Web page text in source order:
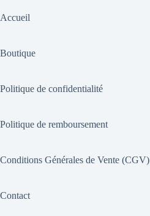
Accueil
Boutique
Politique de confidentialité
Politique de remboursement
Conditions Générales de Vente (CGV)
Contact